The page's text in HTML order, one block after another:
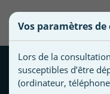
une
liste
Nom de
Vous
devez
être
connecté
pour
Vos paramètres de
Lors de la
susceptibles d’être
(ordinateur,